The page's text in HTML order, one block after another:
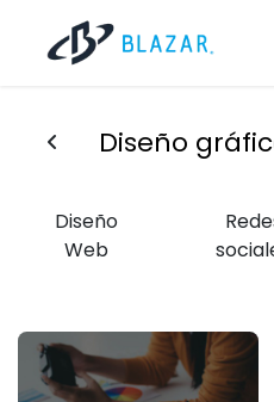
Diseño
Diseño
Web